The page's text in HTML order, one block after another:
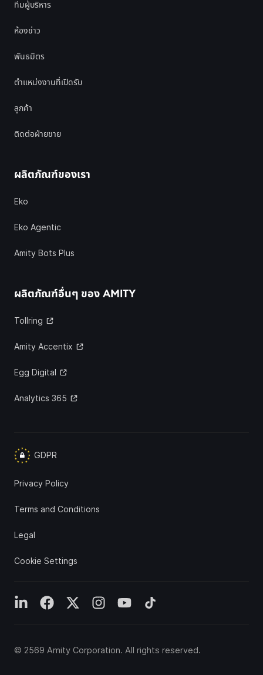
ทีมผู้บริหาร
ห้องข่าว
พันธมิตร
ตำแหน่งงานที่เปิดรับ
ลูกค้า
ติดต่อฝ่ายขาย
ผลิตภัณฑ์ของเรา
Eko
Eko Agentic
Amity Bots Plus
ผลิตภัณฑ์อื่นๆ ของ AMITY
Tollring
Amity Accentix
Egg Digital
Analytics 365
GDPR
Privacy Policy
Terms and Conditions
Legal
Cookie Settings
© 2569 Amity Corporation. All rights reserved.